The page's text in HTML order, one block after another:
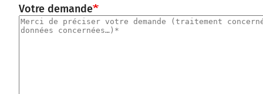
Votre demande